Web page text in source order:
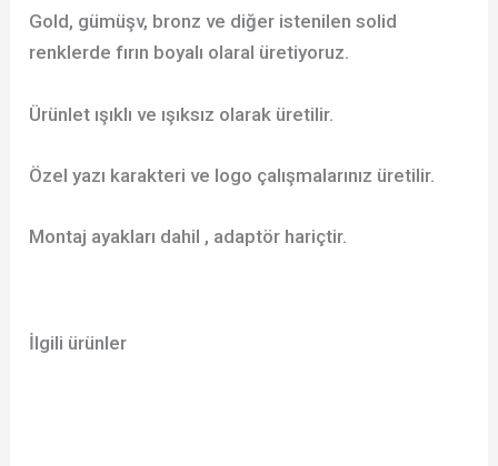
Gold, gümüşv, bronz ve diğer istenilen solid
renklerde fırın boyalı olaral üretiyoruz.
Ürünlet ışıklı ve ışıksız olarak üretilir.
Özel yazı karakteri ve logo çalışmalarınız üretilir.
Montaj ayakları dahil , adaptör hariçtir.
İlgili ürünler